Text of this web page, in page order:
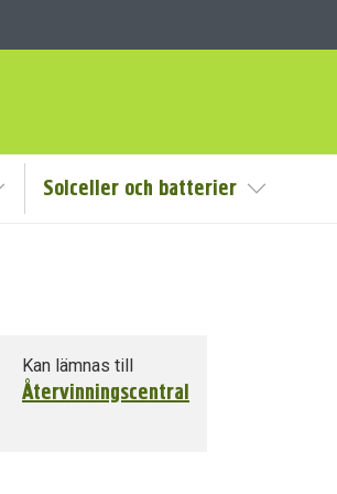
Göm undermeny
Solceller och batterier Visa/Göm
Kan lämnas till
Återvinningscentral